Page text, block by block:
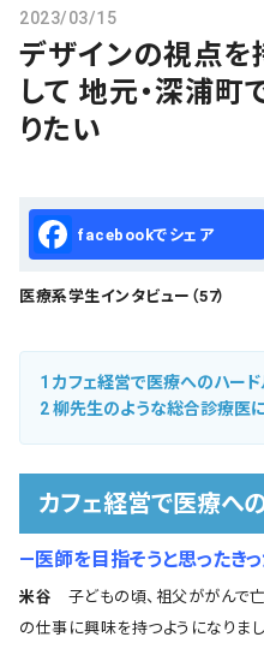
会社概要
お知らせ
2023/03/15
デザインの視点を
して 地元・深浦
りたい
Facebook
医療系学生インタビュー（57）
1 カフェ経営で医療へのハー
2柳先生のような総合診療医に
カフェ経営で医療へ
―医師を目指そうと思ったきっ
米谷 子どもの頃、祖父ががんで亡
の仕事に興味を持つようになりま